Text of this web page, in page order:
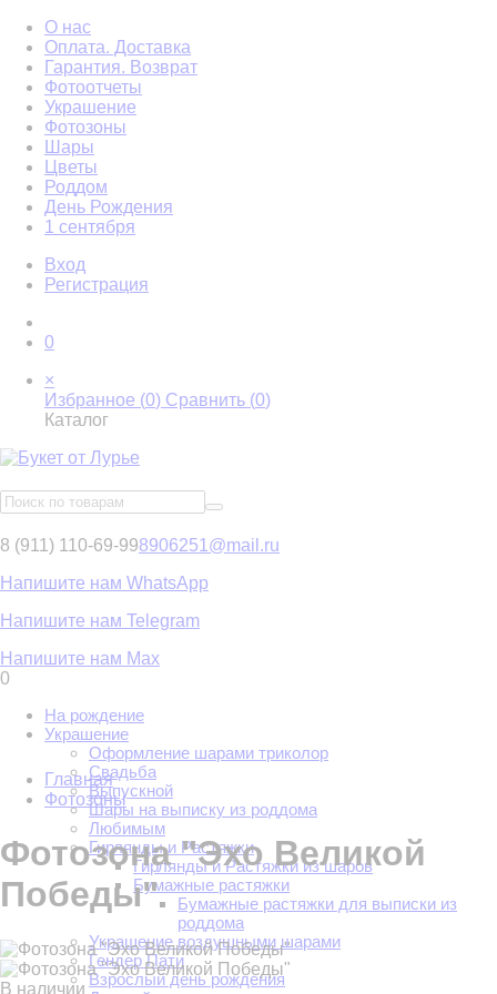
О нас
Оплата. Доставка
Гарантия. Возврат
Фотоотчеты
Украшение
Фотозоны
Шары
Цветы
Роддом
День Рождения
1 сентября
Вход
Регистрация
0
×
Избранное (0) Сравнить (0)
Каталог
8 (911) 110-69-998906251@mail.ru
Напишите нам WhatsApp
Напишите нам Telegram
Напишите нам Max
0
На рождение
Украшение
Оформление шарами триколор
Свадьба
Выпускной
Шары на выписку из роддома
Любимым
Гирлянды и Растяжки
Гирлянды и Растяжки из шаров
Бумажные растяжки
Бумажные растяжки для выписки из
роддома
Украшение воздушными шарами
Гендер Пати
Взрослый день рождения
Главная
Фотозоны
Фотозона "Эхо Великой
Победы"
В наличии